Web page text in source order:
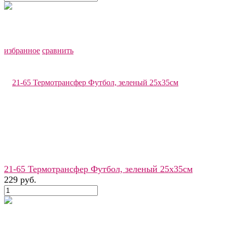
избранное сравнить
21-65 Термотрансфер Футбол, зеленый 25х35см
229 руб.